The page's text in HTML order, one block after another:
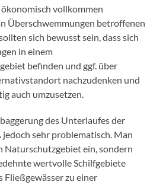
vollkommen
Überschwemmungen betroffenen
sich bewusst sein, dass sich
in einem
befinden und ggf. über
nachzudenken und
auch umzusetzen.
des Unterlaufes der
jedoch sehr problematisch. Man
Naturschutzgebiet ein, sondern
wertvolle Schilfgebiete
Fließgewässer zu einer